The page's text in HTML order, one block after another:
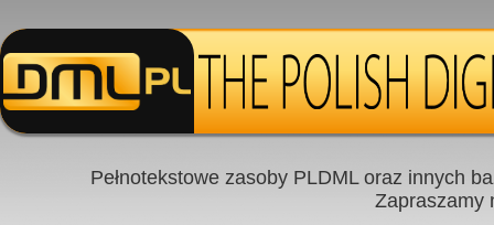
Pełnotekstowe zasoby PLDML oraz innych
Zapraszamy